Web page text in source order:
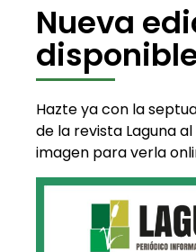
Nueva
Hazte ya con la
de la revista Laguna
imagen para verla